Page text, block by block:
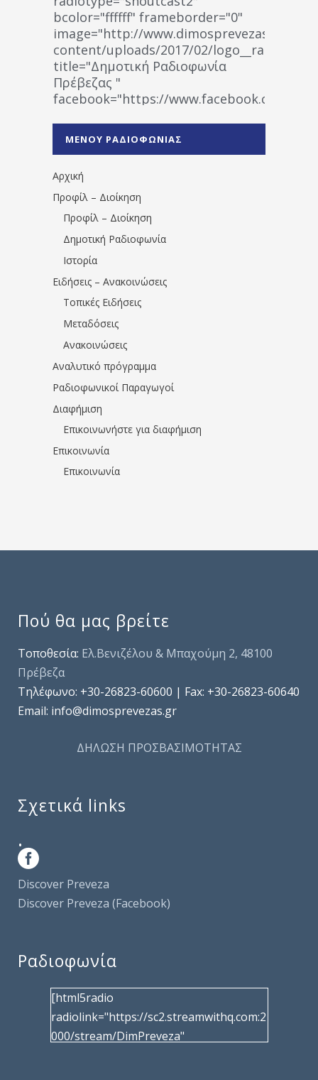
bcolor="ffffff" frameborder="0"
image="http://www.dimosprevezas.gr/wp-
content/uploads/2017/02/
title="Δημοτική Ραδιοφωνία
Πρέβεζας "
facebook="https://www.facebook.com/
1531194763766854/" artist="" ]
ΜΕΝΟΥ ΡΑΔΙΟΦΩΝΙΑΣ
Αρχική
Προφίλ – Διοίκηση
Προφίλ – Διοίκηση
Δημοτική Ραδιοφωνία
Ιστορία
Ειδήσεις – Ανακοινώσεις
Τοπικές Ειδήσεις
Μεταδόσεις
Ανακοινώσεις
Αναλυτικό πρόγραμμα
Ραδιοφωνικοί Παραγωγοί
Διαφήμιση
Επικοινωνήστε για διαφήμιση
Επικοινωνία
Επικοινωνία
Πού θα μας βρείτε
Τοποθεσία: Ελ.Βενιζέλου & Μπαχούμη 2, 48100
Πρέβεζα
Τηλέφωνo: +30-26823-60600 | Fax: +30-26823-60640
Email: info@dimosprevezas.gr
ΔΗΛΩΣΗ ΠΡΟΣΒΑΣΙΜΟΤΗΤΑΣ
Σχετικά links
.
Discover Preveza
Discover Preveza (Facebook)
Ραδιοφωνία
[html5radio
radiolink="https://sc2.streamwithq.com:2
000/stream/DimPreveza"